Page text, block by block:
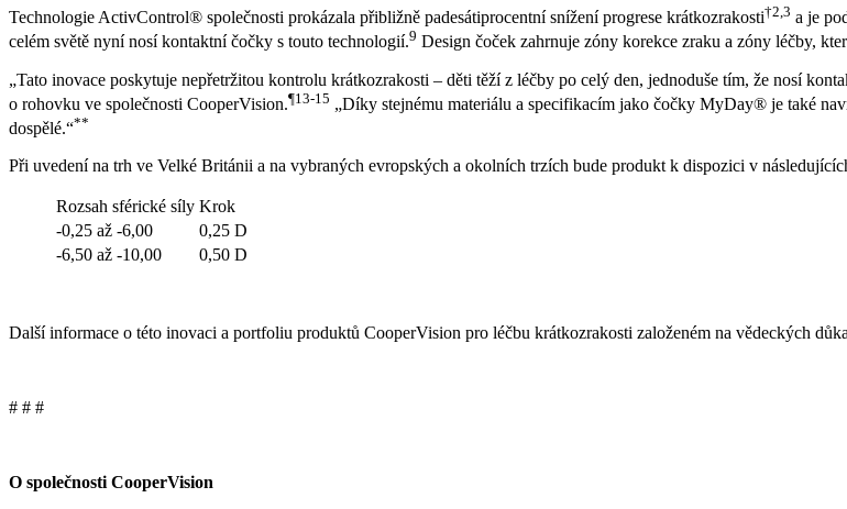
Technologie ActivControl® společnosti prokázala přibližně padesátiprocentní snížení progrese krátkozrakosti†2,3 a je
celém světě nyní nosí kontaktní čočky s touto technologií.9 Design čoček zahrnuje zóny korekce zraku a zóny léčby,
„Tato inovace poskytuje nepřetržitou kontrolu krátkozrakosti – děti těží z léčby po celý den, jednoduše tím, že nosí
o rohovku ve společnosti CooperVision.¶13-15 „Díky stejnému materiálu a specifikacím jako čočky MyDay® je také
dospělé.“**
Při uvedení na trh ve Velké Británii a na vybraných evropských a okolních trzích bude produkt k dispozici v
Rozsah sférické síly Krok
-0,25 až -6,00
0,25 D
-6,50 až -10,00
0,50 D
Další informace o této inovaci a portfoliu produktů CooperVision pro léčbu krátkozrakosti založeném na vědeckých
# # #
O společnosti CooperVision